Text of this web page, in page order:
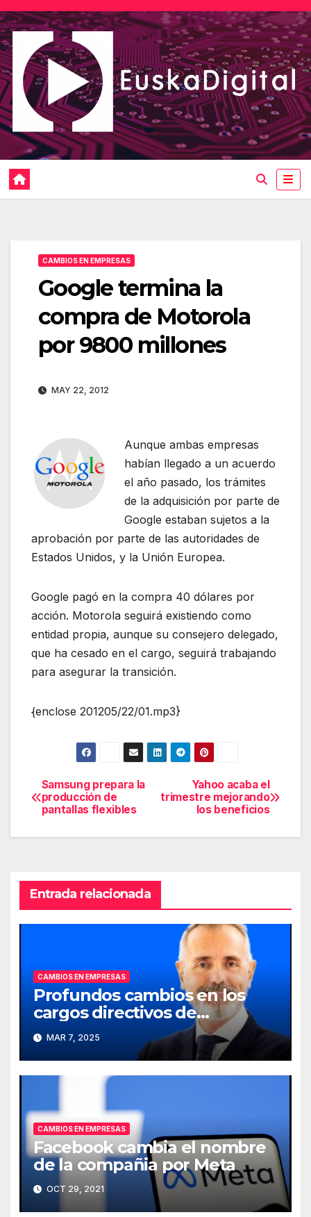
Saltar
al
contenido
CAMBIOS EN EMPRESAS
Google termina la
compra de Motorola
por 9800 millones
MAY 22, 2012
Aunque ambas empresas
habían llegado a un acuerdo
el año pasado, los trámites
de la adquisición por parte de
Google estaban sujetos a la
aprobación por parte de las autoridades de
Estados Unidos, y la Unión Europea.
Google pagó en la compra 40 dólares por
acción. Motorola seguirá existiendo como
entidad propia, aunque su consejero delegado,
que ha cesado en el cargo, seguirá trabajando
para asegurar la transición.
{enclose 201205/22/01.mp3}
Navegación
de
Yahoo acaba el
trimestre mejorando
los beneficios
Samsung prepara la
producción de
pantallas flexibles
Entrada relacionada
CAMBIOS EN EMPRESAS
Profundos cambios en los
cargos directivos de
Telefónica
MAR 7, 2025
CAMBIOS EN EMPRESAS
Facebook cambia el nombre
de la compañia por Meta
OCT 29, 2021